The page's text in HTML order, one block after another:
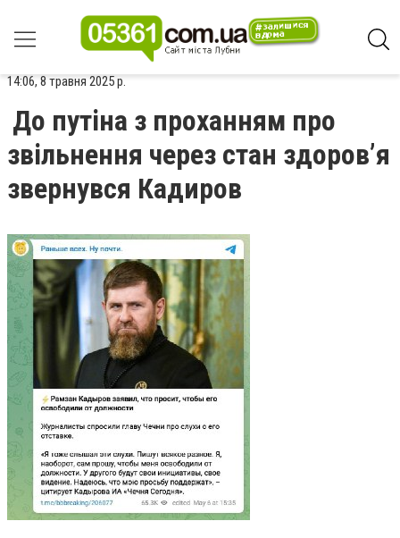
14:06, 8 травня 2025 р.
До путіна з проханням про
звільнення через стан здоров’я
звернувся Кадиров